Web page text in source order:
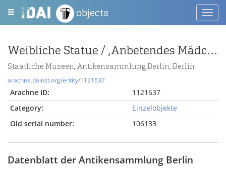
objects
Weibliche Statue / ‚Anbetendes Mädchen‘ / ‚eine Tochter‘ der ‚Lykomedes-Gruppe‘
Staatliche Museen, Antikensammlung Berlin, Berlin
arachne.dainst.org/entity/1121637
Arachne ID:
1121637
Category:
Einzelobjekte
Old serial number:
106133
Datenblatt der Antikensammlung Berlin